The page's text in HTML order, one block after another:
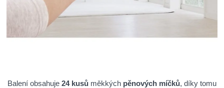
Balení obsahuje 24 kusů měkkých pěnových míčků, díky tomu